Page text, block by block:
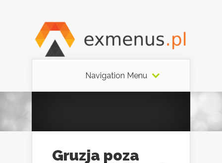
Navigation Menu
Gruzja poza